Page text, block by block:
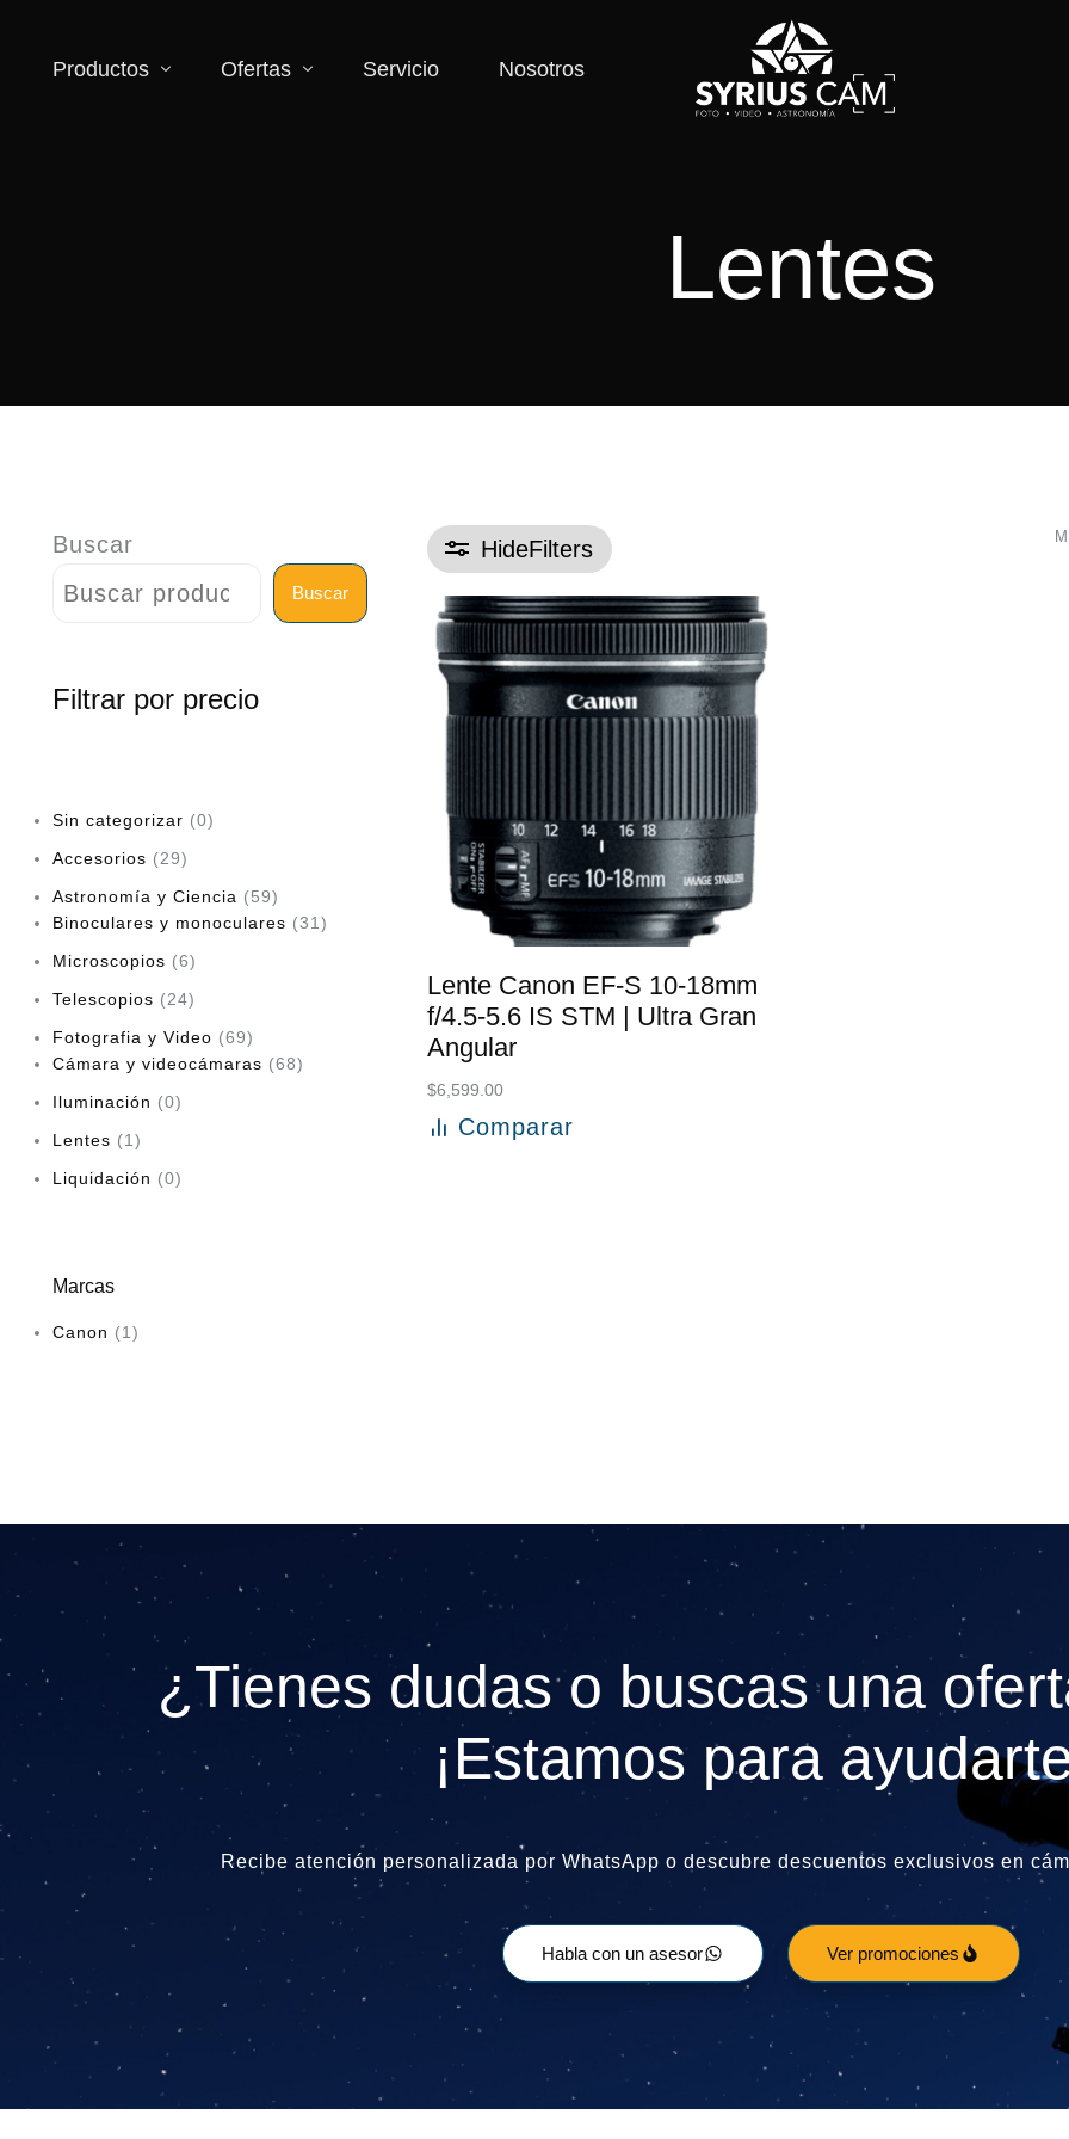
Productos Ofertas Servicio Nosotros
Lentes
HideFilters
Lente Canon EF-S 10-18mm
f/4.5-5.6 IS STM | Ultra Gran
Angular
$6,599.00
Añadir al carrito
Comparar
Buscar
Buscar
Filtrar por precio
Sin categorizar
0
Accesorios
29
Astronomía y Ciencia
59
Binoculares y monoculares
31
Microscopios
6
Telescopios
24
Fotografia y Video
69
Cámara y videocámaras
68
Iluminación
0
Lentes
1
Liquidación
0
Marcas
Canon (1)
¿Tienes dudas o buscas una
¡Estamos para
Recibe atención personalizada por WhatsApp o descubre descuentos exclusivos en
Habla con un asesor Ver promociones